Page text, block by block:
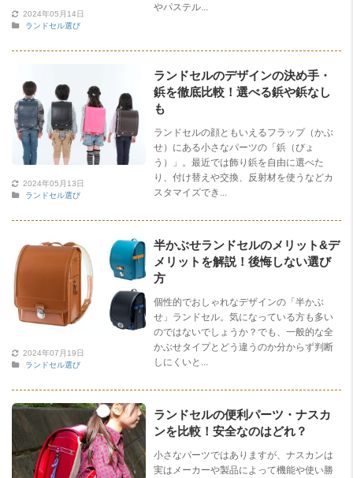
やパステル...
2024年05月14日
ランドセル選び
ランドセルのデザインの決め手・
鋲を徹底比較！選べる鋲や鋲なし
も
ランドセルの顔ともいえるフラップ（かぶ
せ）にある小さなパーツの「鋲（びょ
う）」。最近では飾り鋲を自由に選べた
り、付け替えや交換、反射材を使うなどカ
スタマイズでき...
2024年05月13日
ランドセル選び
半かぶせランドセルのメリット&デ
メリットを解説！後悔しない選び
方
個性的でおしゃれなデザインの「半かぶ
せ」ランドセル。気になっている方も多い
のではないでしょうか？でも、一般的な全
かぶせタイプとどう違うのか分からず判断
しにくいと...
2024年07月19日
ランドセル選び
ランドセルの便利パーツ・ナスカ
ンを比較！安全なのはどれ？
小さなパーツではありますが、ナスカンは
実はメーカーや製品によって機能や使い勝